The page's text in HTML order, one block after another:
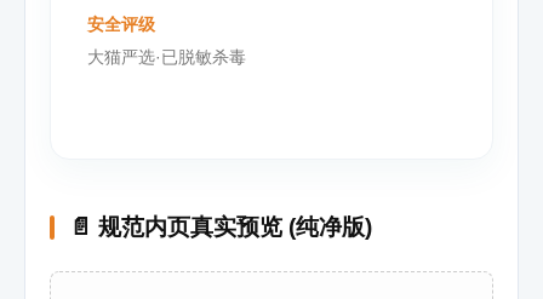
安全评级
大猫严选·已脱敏杀毒
📄 规范内页真实预览 (纯净版)